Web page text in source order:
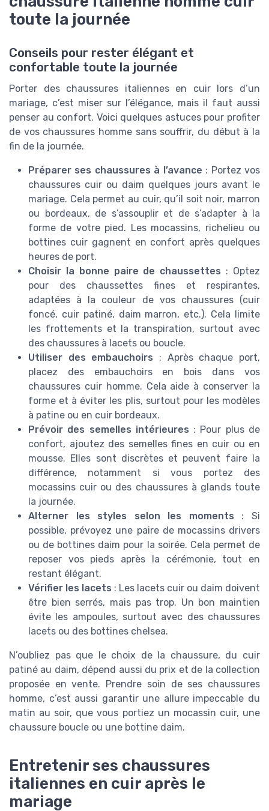
toute la journée
Conseils pour rester élégant et
confortable toute la journée
Porter des chaussures italiennes en cuir lors d’un
mariage, c’est miser sur l’élégance, mais il faut aussi
penser au confort. Voici quelques astuces pour profiter
de vos chaussures homme sans souffrir, du début à la
fin de la journée.
Préparer ses chaussures à l’avance : Portez vos
chaussures cuir ou daim quelques jours avant le
mariage. Cela permet au cuir, qu’il soit noir, marron
ou bordeaux, de s’assouplir et de s’adapter à la
forme de votre pied. Les mocassins, richelieu ou
bottines cuir gagnent en confort après quelques
heures de port.
Choisir la bonne paire de chaussettes : Optez
pour des chaussettes fines et respirantes,
adaptées à la couleur de vos chaussures (cuir
foncé, cuir patiné, daim marron, etc.). Cela limite
les frottements et la transpiration, surtout avec
des chaussures à lacets ou boucle.
Utiliser des embauchoirs : Après chaque port,
placez des embauchoirs en bois dans vos
chaussures cuir homme. Cela aide à conserver la
forme et à éviter les plis, surtout pour les modèles
à patine ou en cuir bordeaux.
Prévoir des semelles intérieures : Pour plus de
confort, ajoutez des semelles fines en cuir ou en
mousse. Elles sont discrètes et peuvent faire la
différence, notamment si vous portez des
mocassins cuir ou des chaussures à glands toute
la journée.
Alterner les styles selon les moments : Si
possible, prévoyez une paire de mocassins drivers
ou de bottines daim pour la soirée. Cela permet de
reposer vos pieds après la cérémonie, tout en
restant élégant.
Vérifier les lacets : Les lacets cuir ou daim doivent
être bien serrés, mais pas trop. Un bon maintien
évite les ampoules, surtout avec des chaussures
lacets ou des bottines chelsea.
N’oubliez pas que le choix de la chaussure, du cuir
patiné au daim, dépend aussi du prix et de la collection
proposée en vente. Prendre soin de ses chaussures
homme, c’est aussi garantir une allure impeccable du
matin au soir, que vous portiez un mocassin cuir, une
chaussure boucle ou une bottine daim.
Entretenir ses chaussures
italiennes en cuir après le
mariage